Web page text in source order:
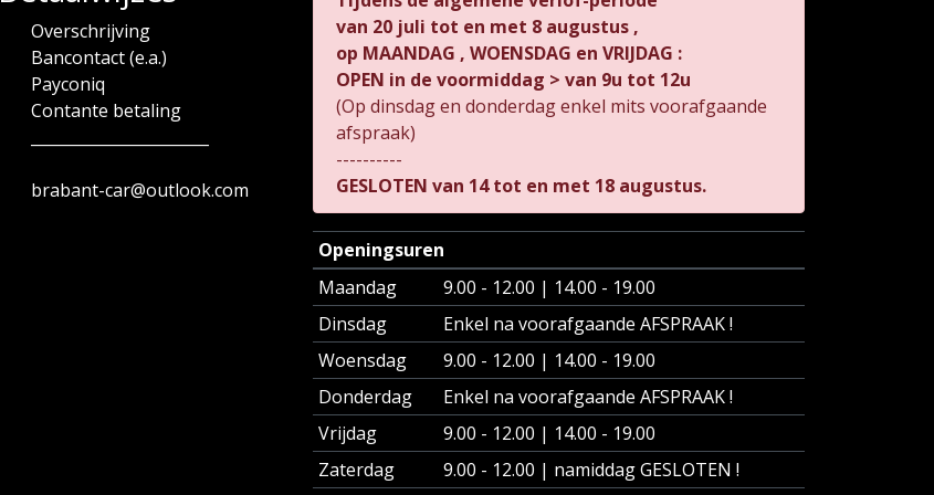
Overschrijving
Bancontact (e.a.)
Payconiq
Contante betaling
brabant-car@outlook.com
van 20 juli tot en met 8 augustus ,
op MAANDAG , WOENSDAG en VRIJDAG :
OPEN in de voormiddag > van 9u tot 12u
(Op dinsdag en donderdag enkel mits voorafgaande
afspraak)
----------
GESLOTEN van 14 tot en met 18 augustus.
Openingsuren
Maandag
9.00 - 12.00 | 14.00 - 19.00
Dinsdag
Enkel na voorafgaande AFSPRAAK !
Woensdag
9.00 - 12.00 | 14.00 - 19.00
Donderdag
Enkel na voorafgaande AFSPRAAK !
Vrijdag
9.00 - 12.00 | 14.00 - 19.00
Zaterdag
9.00 - 12.00 | namiddag GESLOTEN !